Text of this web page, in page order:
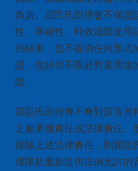
負責。屈臣氏田徑會不保證
性、準確性、時效或因使用
的結果，也不提供任何形式
證，包括但不限於對某用途
證。
屈臣氏田徑會不會對該等資
之處承擔責任或法律責任。
排除上述法律責任，則屈臣
僅限於重新提供法例允許的